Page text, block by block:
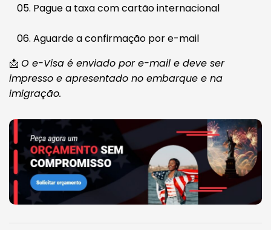
Pague a taxa com cartão internacional
Aguarde a confirmação por e-mail
📩 O e-Visa é enviado por e-mail e deve ser
impresso e apresentado no embarque e na
imigração.